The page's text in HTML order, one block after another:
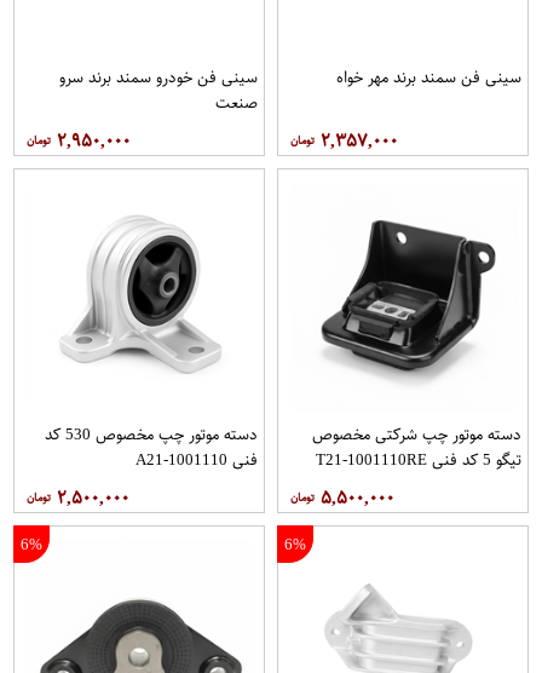
سینی فن سمند برند مهر خواه
۲,۳۵۷,۰۰۰
سینی فن خودرو سمند برند سرو
صنعت
۲,۹۵۰,۰۰۰
دسته موتور چپ شرکتی مخصوص
تیگو 5 کد فنی T21-1001110RE
۵,۵۰۰,۰۰۰
دسته موتور چپ مخصوص 530 کد
فنی A21-1001110
۲,۵۰۰,۰۰۰
6%
6%